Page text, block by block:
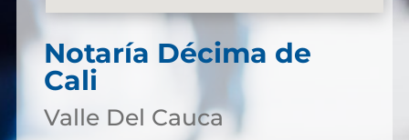
Notaría Décima de
Cali
Valle Del Cauca